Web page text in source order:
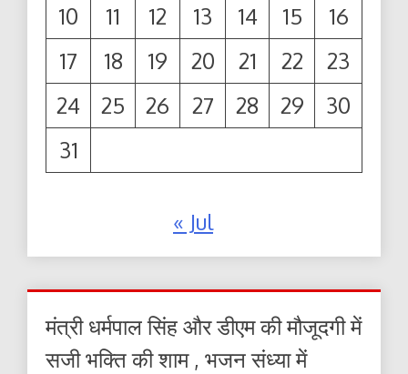
10 11 12 13 14 15
16
17
18 19 20 21 22
23
24
25 26 27 28 29
30
31
« Jul
मंत्री धर्मपाल सिंह और डीएम की मौजूदगी में
सजी भक्ति की शाम , भजन संध्या में